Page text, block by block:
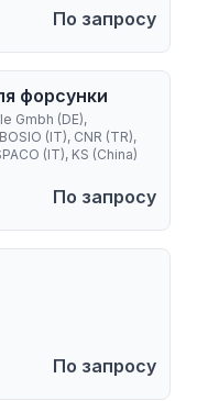
По запросу
форсунки
Gmbh (DE),
(IT), CNR (TR),
(IT), KS (China)
По запросу
По запросу